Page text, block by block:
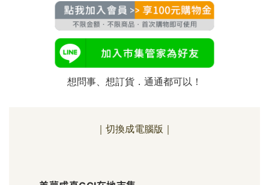
想問事、想訂貨．通通都可以！
｜切換成電腦版｜